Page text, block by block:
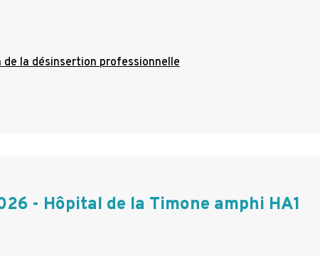
la désinsertion professionnelle
- Hôpital de la Timone amphi HA1